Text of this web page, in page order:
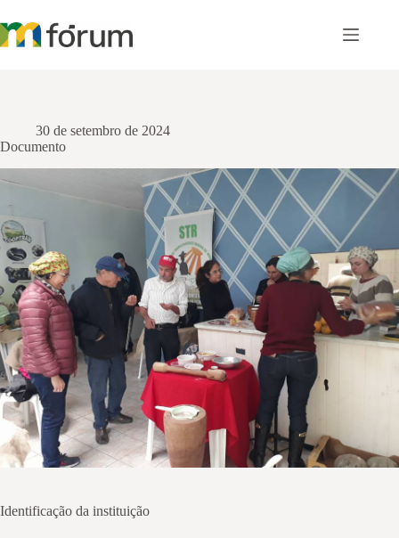
para
o
30 de setembro de 2024
Documento
Identificação da instituição